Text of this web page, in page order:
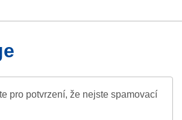
KontaktDigitalia
pro potvrzení, že nejste spamovací